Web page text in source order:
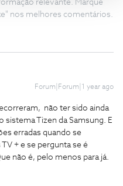
relevante. Marque
nos melhores comentários.
Forum|Forum|1 year ago
não ter sido ainda
sistema Tizen da Samsung. E
erradas quando se
+ e se pergunta se é
não é, pelo menos para já.